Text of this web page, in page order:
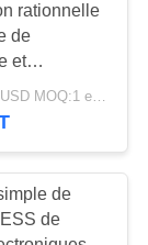
rationnelle
de
et
rapide LIYI
de
de